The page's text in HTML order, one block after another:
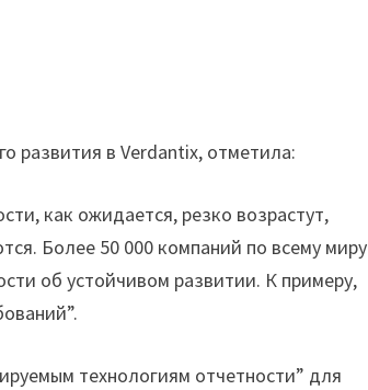
развития в Verdantix, отметила:
как ожидается, резко возрастут,
Более 50 000 компаний по всему миру
об устойчивом развитии. К примеру,
технологиям отчетности” для